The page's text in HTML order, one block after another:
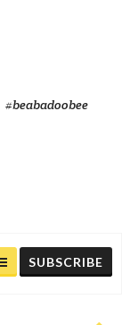
#beabadoobee
SUBSCRIBE